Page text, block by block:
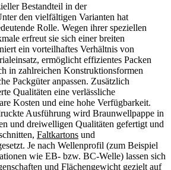
Bestandteil in der
den vielfältigen Varianten hat
Rolle. Wegen ihrer speziellen
erfreut sie sich einer breiten
ein vorteilhaftes Verhältnis von
ermöglicht effizientes Packen
in zahlreichen Konstruktionsformen
Packgüter anpassen. Zusätzlich
Qualitäten eine verlässliche
Kosten und eine hohe Verfügbarkeit.
Ausführung wird Braunwellpappe in
und dreiwelligen Qualitäten gefertigt und
Faltkartons und
Je nach Wellenprofil (zum Beispiel
wie EB- bzw. BC-Welle) lassen sich
und Flächengewicht gezielt auf